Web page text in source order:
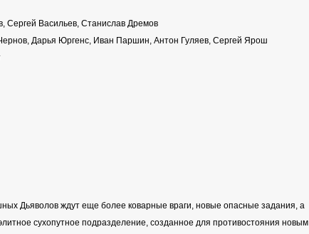
Сергей Васильев, Станислав Дремов
Дарья Юргенс, Иван Паршин, Антон Гуляев, Сергей Ярош
Дьяволов ждут еще более коварные враги, новые опасные задания, а
сухопутное подразделение, созданное для противостояния новым